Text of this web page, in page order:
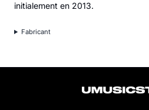
initialement en 2013.
Fabricant